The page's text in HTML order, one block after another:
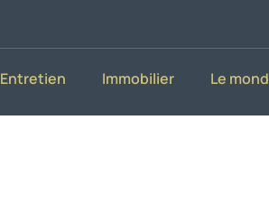
Entretien Immobilier Le